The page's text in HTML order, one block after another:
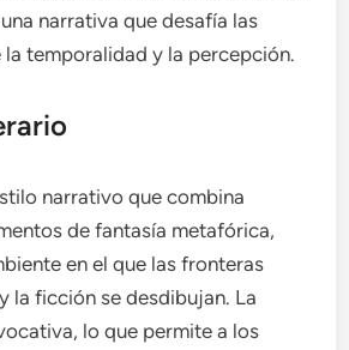
narrativa que desafía las
temporalidad y la percepción.
narrativo que combina
de fantasía metafórica,
en el que las fronteras
la ficción se desdibujan. La
lo que permite a los